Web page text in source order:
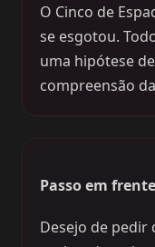
O Cinco de
se esgotou.
uma hipótese
compreensão
Passo em frente
Desejo de pedir